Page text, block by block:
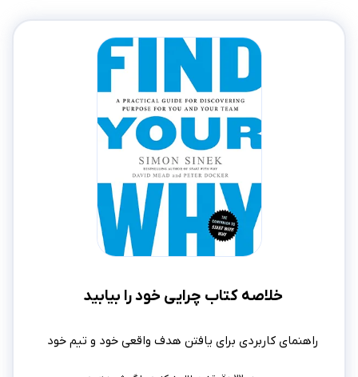
خلاصه کتاب چرایی خود را بیابید
راهنمای کاربردی برای یافتن هدف واقعی خود و تیم خود